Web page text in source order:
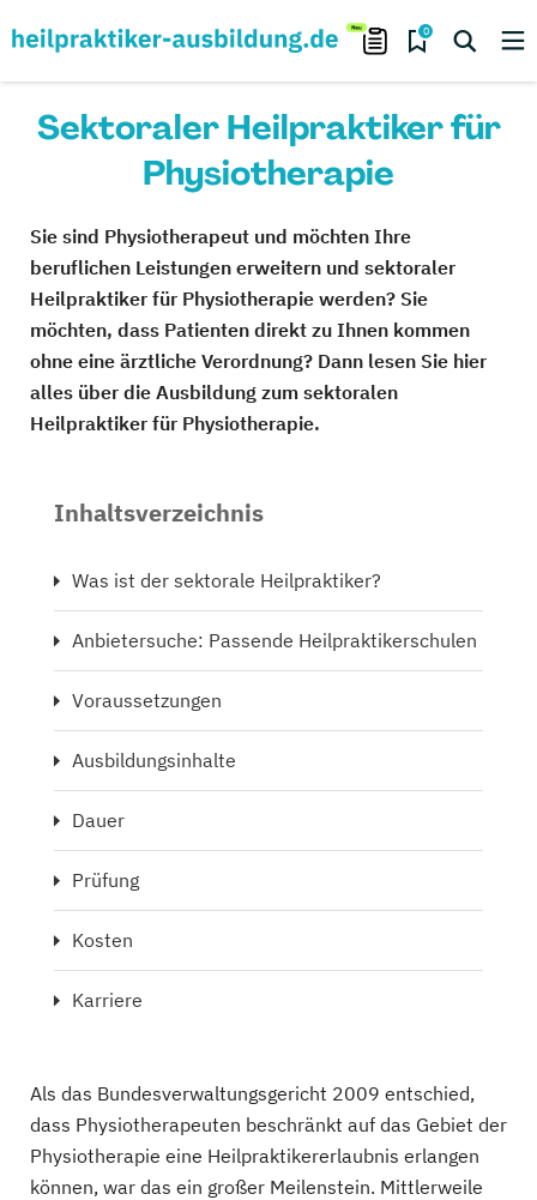
0
Sektoraler Heilpraktiker für
Physiotherapie
Sie sind Physiotherapeut und möchten Ihre
beruflichen Leistungen erweitern und sektoraler
Heilpraktiker für Physiotherapie werden? Sie
möchten, dass Patienten direkt zu Ihnen kommen
ohne eine ärztliche Verordnung? Dann lesen Sie hier
alles über die Ausbildung zum sektoralen
Heilpraktiker für Physiotherapie.
Inhaltsverzeichnis
Was ist der sektorale Heilpraktiker?
Anbietersuche: Passende Heilpraktikerschulen
Voraussetzungen
Ausbildungsinhalte
Dauer
Prüfung
Kosten
Karriere
Als das Bundesverwaltungsgericht 2009 entschied,
dass Physiotherapeuten beschränkt auf das Gebiet der
Physiotherapie eine Heilpraktikererlaubnis erlangen
können, war das ein großer Meilenstein. Mittlerweile